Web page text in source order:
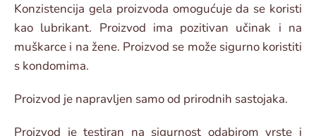
Konzistencija gela proizvoda omogućuje da se koristi
kao lubrikant. Proizvod ima pozitivan učinak i na
muškarce i na žene. Proizvod se može sigurno koristiti
s kondomima.
Proizvod je napravljen samo od prirodnih sastojaka.
Proizvod je testiran na sigurnost odabirom vrste i